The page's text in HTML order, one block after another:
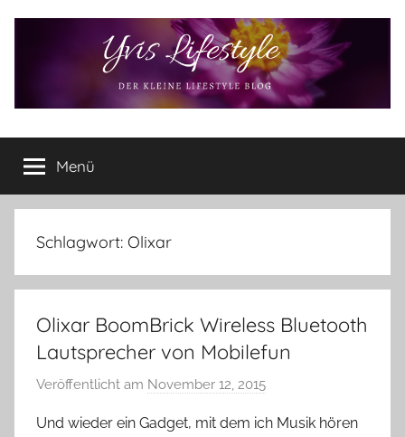
Yvis
Lifestyle
Lifestyle
Blog
–
Lifestyle,
Produkttests
vieles
mehr
Menü
Schlagwort: Olixar
Olixar BoomBrick Wireless Bluetooth
Lautsprecher von Mobilefun
Veröffentlicht am November 12, 2015
n
Und wieder ein Gadget, mit dem ich Musik hören